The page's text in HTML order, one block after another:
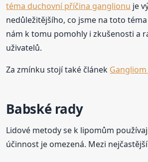
téma duchovní příčina ganglionu je
nedůležitějšího, co jsme na toto
nám k tomu pomohly i zkušenosti a
uživatelů.
Za zmínku stojí také článek
Babské rady
Lidové metody se k lipomům
účinnost je omezená. Mezi